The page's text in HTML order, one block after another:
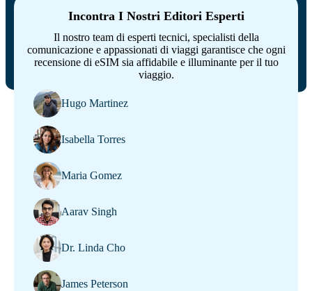
Incontra I Nostri Editori Esperti
Il nostro team di esperti tecnici, specialisti della
comunicazione e appassionati di viaggi garantisce che ogni
recensione di eSIM sia affidabile e illuminante per il tuo
viaggio.
Hugo Martinez
Isabella Torres
Maria Gomez
Aarav Singh
Dr. Linda Cho
James Peterson